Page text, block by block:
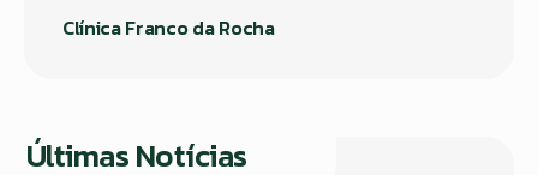
Clínica Franco da Rocha
Últimas Notícias